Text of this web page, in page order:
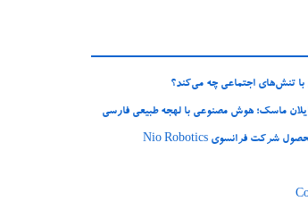
تنش‌های اجتماعی چه می‌کند؟
ایلان ماسک؛ هوش مصنوعی با لهجه طبیعی فارسی